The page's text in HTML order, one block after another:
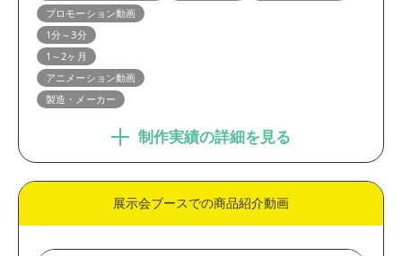
プロモーション動画
1分～3分
1～2ヶ月
アニメーション動画
製造・メーカー
制作実績の詳細を見る
展示会ブースでの商品紹介動画